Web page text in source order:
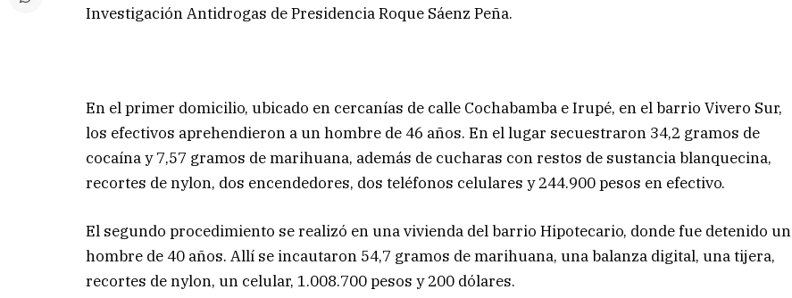
Investigación Antidrogas de Presidencia Roque Sáenz Peña.
En el primer domicilio, ubicado en cercanías de calle Cochabamba e Irupé, en el barrio Vivero Sur,
los efectivos aprehendieron a un hombre de 46 años. En el lugar secuestraron 34,2 gramos de
cocaína y 7,57 gramos de marihuana, además de cucharas con restos de sustancia blanquecina,
recortes de nylon, dos encendedores, dos teléfonos celulares y 244.900 pesos en efectivo.
El segundo procedimiento se realizó en una vivienda del barrio Hipotecario, donde fue detenido un
hombre de 40 años. Allí se incautaron 54,7 gramos de marihuana, una balanza digital, una tijera,
recortes de nylon, un celular, 1.008.700 pesos y 200 dólares.